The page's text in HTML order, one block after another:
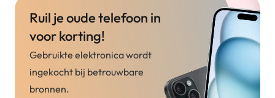
Ruil je oude telefoon in
voor korting!
Gebruikte elektronica wordt
ingekocht bij betrouwbare
bronnen.